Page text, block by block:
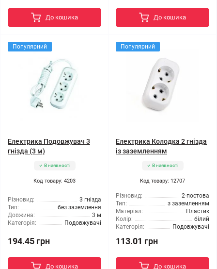
До кошика До кошика
Популярний
Електрика Подовжувач 3
гнізда (3 м)
В наявності
Код товару: 4203
Різновид:
3 гнізда
Тип:
без заземлення
Довжина:
3 м
Категорія:
Подовжувачі
194.45 грн
До кошика
Популярний
Електрика Колодка 2 гнізда
із заземленням
В наявності
Код товару: 12707
Різновид:
2-постова
Тип:
з заземленням
Матеріал:
Пластик
Колір:
білий
Категорія:
Подовжувачі
113.01 грн
До кошика